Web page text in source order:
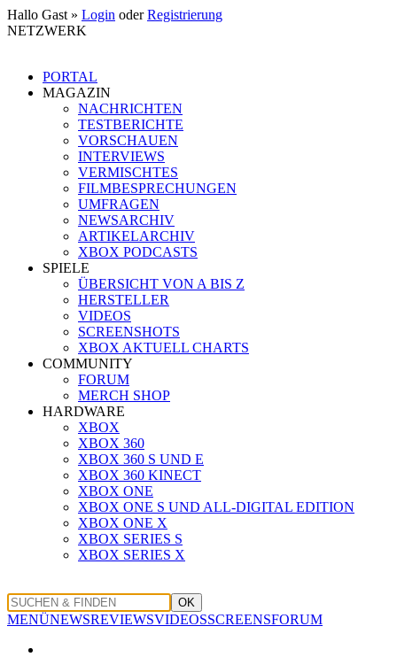
Hallo Gast » Login oderRegistrierung
NETZWERK
PORTAL
MAGAZIN
NACHRICHTEN
TESTBERICHTE
VORSCHAUEN
INTERVIEWS
VERMISCHTES
FILMBESPRECHUNGEN
UMFRAGEN
NEWSARCHIV
ARTIKELARCHIV
XBOX PODCASTS
SPIELE
ÜBERSICHT VON A BIS Z
HERSTELLER
VIDEOS
SCREENSHOTS
XBOX AKTUELL CHARTS
COMMUNITY
FORUM
MERCH SHOP
HARDWARE
XBOX
XBOX 360
XBOX 360 S UND E
XBOX 360 KINECT
XBOX ONE
XBOX ONE S UND ALL-DIGITAL EDITION
XBOX ONE X
XBOX SERIES S
XBOX SERIES X
OK
MENÜNEWSREVIEWSVIDEOSSCREENSFORUM